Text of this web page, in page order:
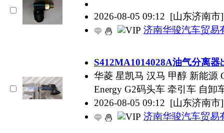
2026-08-05 09:12 [山东济南市]
济南华骏汽车贸易
S412MA1014028A油气分离器
华菱 星凯马 汉马 甲醇 新能源
Energy G2码头车 牵引车 自卸
2026-08-05 09:12 [山东济南市]
济南华骏汽车贸易